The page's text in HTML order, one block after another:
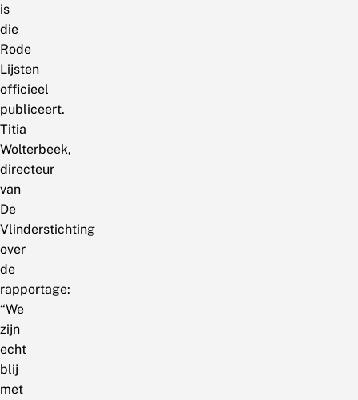
is
die
Rode
Lijsten
officieel
publiceert.
Titia
Wolterbeek,
directeur
van
De
Vlinderstichting
over
de
rapportage:
“We
zijn
echt
blij
met